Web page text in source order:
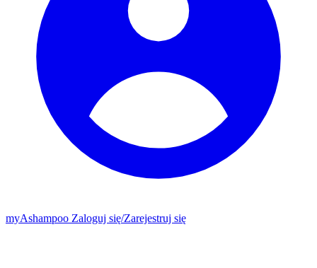
myAshampoo Zaloguj się/Zarejestruj się